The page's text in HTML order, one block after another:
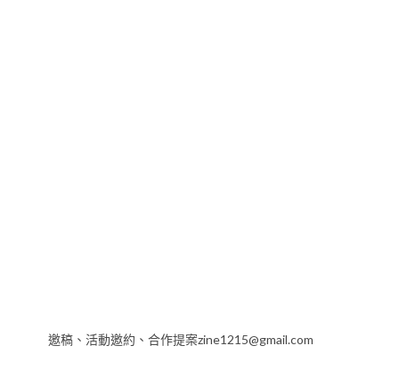
邀稿、活動邀約、合作提案zine1215@gmail.com